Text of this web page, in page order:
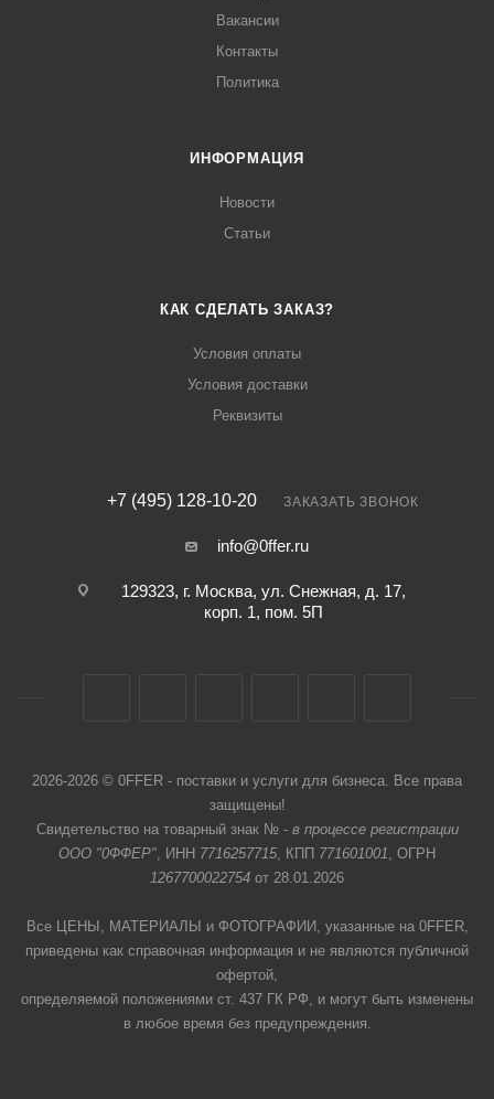
Вакансии
Контакты
Политика
ИНФОРМАЦИЯ
Новости
Статьи
КАК СДЕЛАТЬ ЗАКАЗ?
Условия оплаты
Условия доставки
Реквизиты
+7 (495) 128-10-20 ЗАКАЗАТЬ ЗВОНОК
info@0ffer.ru
129323, г. Москва, ул. Снежная, д. 17,
корп. 1, пом. 5П
2026-2026 © 0FFER - поставки и услуги для бизнеса. Все права
защищены!
Свидетельство на товарный знак № - в процессе регистрации
ООО "0ФФЕР", ИНН 7716257715, КПП 771601001, ОГРН
1267700022754 от 28.01.2026
Все ЦЕНЫ, МАТЕРИАЛЫ и ФОТОГРАФИИ, указанные на 0FFER,
приведены как справочная информация и не являются публичной
офертой,
определяемой положениями ст. 437 ГК РФ, и могут быть изменены
в любое время без предупреждения.